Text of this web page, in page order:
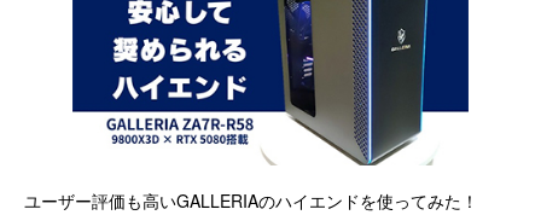
ユーザー評価も高いGALLERIAのハイエンドを使ってみた！